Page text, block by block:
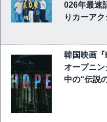
026年最速
りカーア
韓国映画
オープニ
中の“伝説